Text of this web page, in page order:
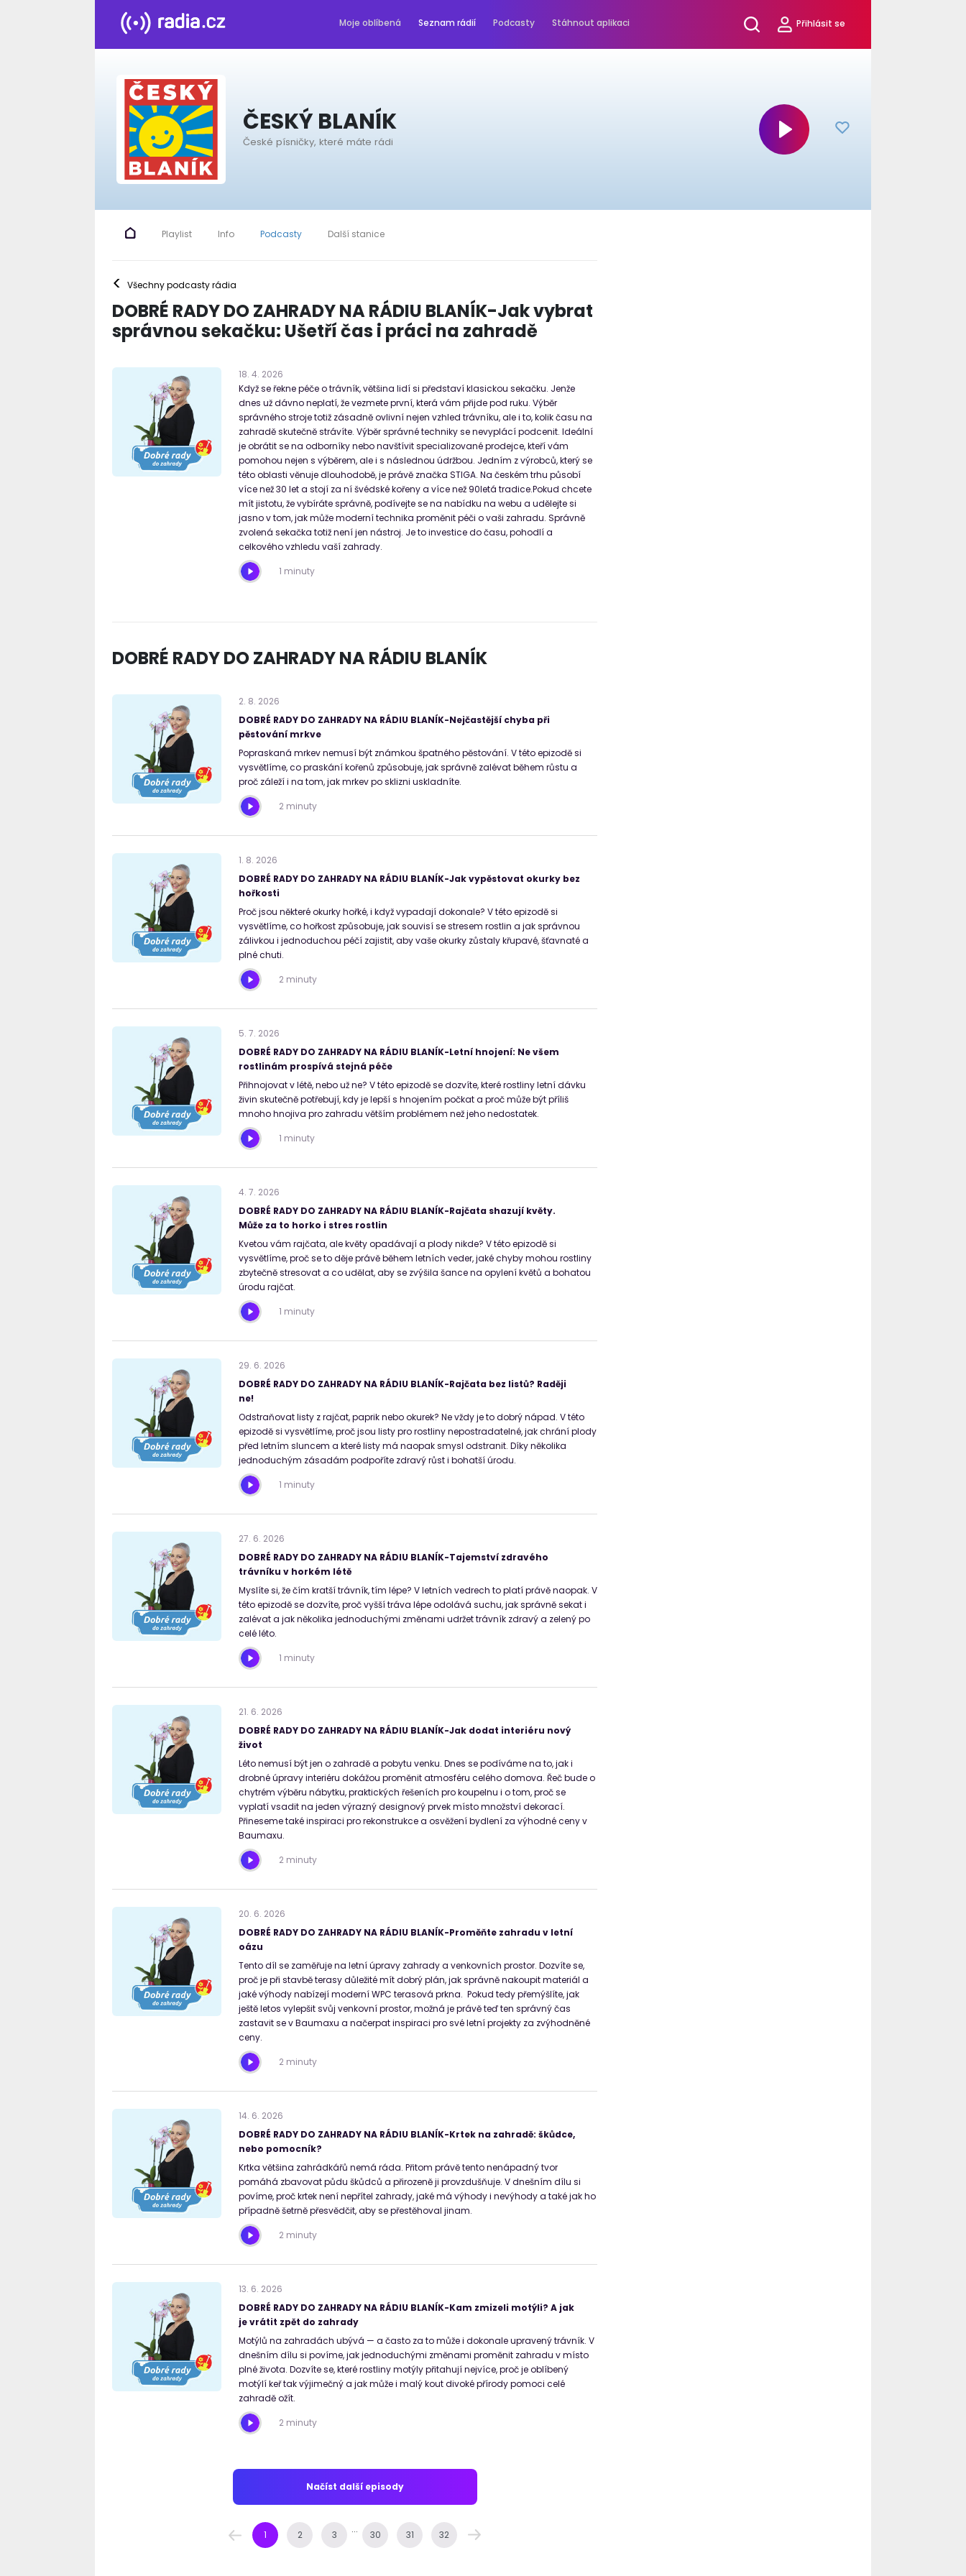
Moje oblíbená Seznam rádií Podcasty Stáhnout aplikaci Přihlásit se
ČESKÝ BLANÍK
České písničky, které máte rádi
Playlist Info Podcasty Další stanice
< Všechny podcasty rádia
DOBRÉ RADY DO ZAHRADY NA RÁDIU BLANÍK-Jak vybrat
správnou sekačku: Ušetří čas i práci na zahradě
18. 4. 2026
Když se řekne péče o trávník, většina lidí si představí klasickou sekačku. Jenže
dnes už dávno neplatí, že vezmete první, která vám přijde pod ruku. Výběr
správného stroje totiž zásadně ovlivní nejen vzhled trávníku, ale i to, kolik času na
zahradě skutečně strávíte. Výběr správné techniky se nevyplácí podcenit. Ideální
je obrátit se na odborníky nebo navštívit specializované prodejce, kteří vám
pomohou nejen s výběrem, ale i s následnou údržbou. Jedním z výrobců, který se
této oblasti věnuje dlouhodobě, je právě značka STIGA. Na českém trhu působí
více než 30 let a stojí za ní švédské kořeny a více než 90letá tradice.Pokud chcete
mít jistotu, že vybíráte správně, podívejte se na nabídku na webu a udělejte si
jasno v tom, jak může moderní technika proměnit péči o vaši zahradu. Správně
zvolená sekačka totiž není jen nástroj. Je to investice do času, pohodlí a
celkového vzhledu vaší zahrady.
1 minuty
DOBRÉ RADY DO ZAHRADY NA RÁDIU BLANÍK
2. 8. 2026
DOBRÉ RADY DO ZAHRADY NA RÁDIU BLANÍK-Nejčastější chyba při
pěstování mrkve
Popraskaná mrkev nemusí být známkou špatného pěstování. V této epizodě si
vysvětlíme, co praskání kořenů způsobuje, jak správně zalévat během růstu a
proč záleží i na tom, jak mrkev po sklizni uskladníte.
2 minuty
1. 8. 2026
DOBRÉ RADY DO ZAHRADY NA RÁDIU BLANÍK-Jak vypěstovat okurky bez
hořkosti
Proč jsou některé okurky hořké, i když vypadají dokonale? V této epizodě si
vysvětlíme, co hořkost způsobuje, jak souvisí se stresem rostlin a jak správnou
zálivkou i jednoduchou péčí zajistit, aby vaše okurky zůstaly křupavé, šťavnaté a
plné chuti.
2 minuty
5. 7. 2026
DOBRÉ RADY DO ZAHRADY NA RÁDIU BLANÍK-Letní hnojení: Ne všem
rostlinám prospívá stejná péče
Přihnojovat v létě, nebo už ne? V této epizodě se dozvíte, které rostliny letní dávku
živin skutečně potřebují, kdy je lepší s hnojením počkat a proč může být příliš
mnoho hnojiva pro zahradu větším problémem než jeho nedostatek.
1 minuty
4. 7. 2026
DOBRÉ RADY DO ZAHRADY NA RÁDIU BLANÍK-Rajčata shazují květy.
Může za to horko i stres rostlin
Kvetou vám rajčata, ale květy opadávají a plody nikde? V této epizodě si
vysvětlíme, proč se to děje právě během letních veder, jaké chyby mohou rostliny
zbytečně stresovat a co udělat, aby se zvýšila šance na opylení květů a bohatou
úrodu rajčat.
1 minuty
29. 6. 2026
DOBRÉ RADY DO ZAHRADY NA RÁDIU BLANÍK-Rajčata bez listů? Raději
ne!
Odstraňovat listy z rajčat, paprik nebo okurek? Ne vždy je to dobrý nápad. V této
epizodě si vysvětlíme, proč jsou listy pro rostliny nepostradatelné, jak chrání plody
před letním sluncem a které listy má naopak smysl odstranit. Díky několika
jednoduchým zásadám podpoříte zdravý růst i bohatší úrodu.
1 minuty
27. 6. 2026
DOBRÉ RADY DO ZAHRADY NA RÁDIU BLANÍK-Tajemství zdravého
trávníku v horkém létě
Myslíte si, že čím kratší trávník, tím lépe? V letních vedrech to platí právě naopak. V
této epizodě se dozvíte, proč vyšší tráva lépe odolává suchu, jak správně sekat i
zalévat a jak několika jednoduchými změnami udržet trávník zdravý a zelený po
celé léto.
1 minuty
21. 6. 2026
DOBRÉ RADY DO ZAHRADY NA RÁDIU BLANÍK-Jak dodat interiéru nový
život
Léto nemusí být jen o zahradě a pobytu venku. Dnes se podíváme na to, jak i
drobné úpravy interiéru dokážou proměnit atmosféru celého domova. Řeč bude o
chytrém výběru nábytku, praktických řešeních pro koupelnu i o tom, proč se
vyplatí vsadit na jeden výrazný designový prvek místo množství dekorací.
Přineseme také inspiraci pro rekonstrukce a osvěžení bydlení za výhodné ceny v
Baumaxu.
2 minuty
20. 6. 2026
DOBRÉ RADY DO ZAHRADY NA RÁDIU BLANÍK-Proměňte zahradu v letní
oázu
Tento díl se zaměřuje na letní úpravy zahrady a venkovních prostor. Dozvíte se,
proč je při stavbě terasy důležité mít dobrý plán, jak správně nakoupit materiál a
jaké výhody nabízejí moderní WPC terasová prkna. Pokud tedy přemýšlíte, jak
ještě letos vylepšit svůj venkovní prostor, možná je právě teď ten správný čas
zastavit se v Baumaxu a načerpat inspiraci pro své letní projekty za zvýhodněné
ceny.
2 minuty
14. 6. 2026
DOBRÉ RADY DO ZAHRADY NA RÁDIU BLANÍK-Krtek na zahradě: škůdce,
nebo pomocník?
Krtka většina zahrádkářů nemá ráda. Přitom právě tento nenápadný tvor
pomáhá zbavovat půdu škůdců a přirozeně ji provzdušňuje. V dnešním dílu si
povíme, proč krtek není nepřítel zahrady, jaké má výhody i nevýhody a také jak ho
případně šetrně přesvědčit, aby se přestěhoval jinam.
2 minuty
13. 6. 2026
DOBRÉ RADY DO ZAHRADY NA RÁDIU BLANÍK-Kam zmizeli motýli? A jak
je vrátit zpět do zahrady
Motýlů na zahradách ubývá — a často za to může i dokonale upravený trávník. V
dnešním dílu si povíme, jak jednoduchými změnami proměnit zahradu v místo
plné života. Dozvíte se, které rostliny motýly přitahují nejvíce, proč je oblíbený
motýlí keř tak výjimečný a jak může i malý kout divoké přírody pomoci celé
zahradě ožít.
2 minuty
Načíst další episody
1 2 3 ... 30 31 32